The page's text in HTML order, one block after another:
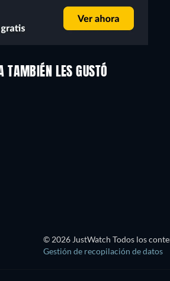
TAMBIÉN LES GUSTÓ
TV
© 2026 JustWatch Todos los
Gestión de recopilación de datos